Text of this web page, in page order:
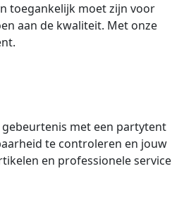
toegankelijk moet zijn voor
aan de kwaliteit. Met onze
met een partytent
te controleren en jouw
en professionele service